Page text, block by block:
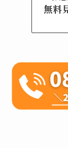
無料